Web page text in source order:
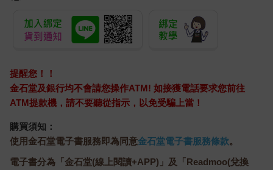
提醒您！！
金石堂及銀行均不會請您操作ATM! 如接獲電話要求您前往
ATM提款機，請不要聽從指示，以免受騙上當！
購買須知：
使用金石堂電子書服務即為同意金石堂電子書服務條款。
電子書分為「金石堂(線上閱讀+APP)」及「Readmoo(兌換